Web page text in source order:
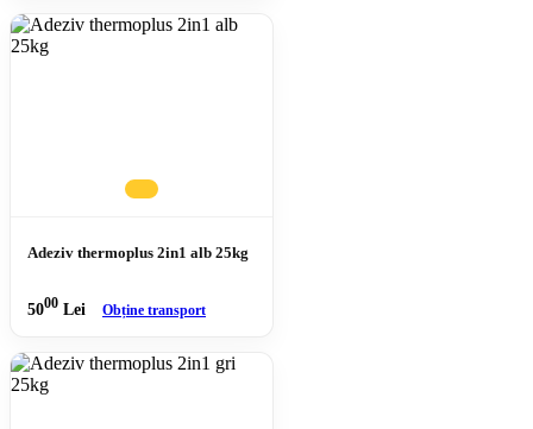
Adeziv thermoplus 2in1 alb 25kg
5000 Lei Obține transport